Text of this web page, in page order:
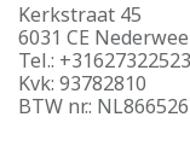
Kerkstraat 45
6031 CE
Tel.: +31627322523
Kvk: 93782810
BTW nr.: